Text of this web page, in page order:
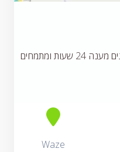
מחפש מנעולן ברוגלית? אנחנו נותנים מענה 24 שעות ומתמחים
Waze